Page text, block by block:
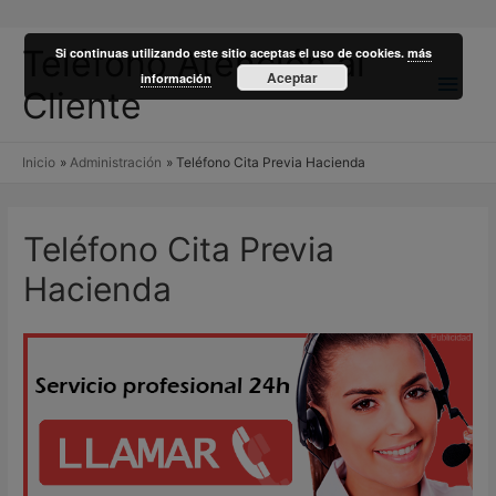
Teléfono Atención al
Cliente
Inicio Administración Teléfono Cita Previa Hacienda
Teléfono Cita Previa
Hacienda
Si continuas utilizando este sitio aceptas el uso de cookies.más
información
Aceptar